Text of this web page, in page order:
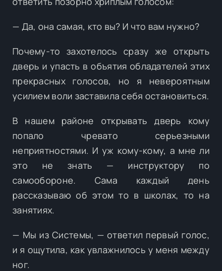
— Да, она самая, кто вы? И что вам нужно?
Почему-то захотелось сразу же открыть
дверь и упасть в объятия обладателей этих
прекрасных голосов, но я невероятным
усилием воли заставила себя остановиться.
В нашем районе открывать дверь кому
попало чревато серьезными
неприятностями. И уж кому-кому, а мне ли
это не знать — инструктору по
самообороне. Сама каждый день
рассказываю об этом то в школах, то на
занятиях.
— Мы из Системы, — ответил первый голос,
и я ощутила, как увлажнилось у меня между
ног.